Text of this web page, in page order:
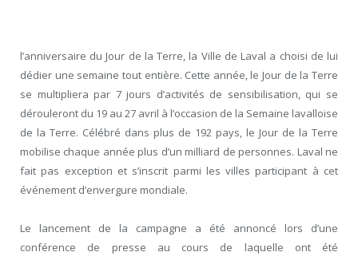
l’anniversaire du Jour de la Terre, la Ville de Laval a choisi de lui
dédier une semaine tout entière. Cette année, le Jour de la Terre
se multipliera par 7 jours d’activités de sensibilisation, qui se
dérouleront du 19 au 27 avril à l’occasion de la Semaine lavalloise
de la Terre. Célébré dans plus de 192 pays, le Jour de la Terre
mobilise chaque année plus d’un milliard de personnes. Laval ne
fait pas exception et s’inscrit parmi les villes participant à cet
événement d’envergure mondiale.
Le lancement de la campagne a été annoncé lors d’une
conférence de presse au cours de laquelle ont été